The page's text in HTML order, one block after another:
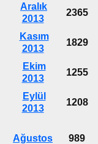
Aralık
2013
2365
Kasım
2013
1829
Ekim
2013
1255
Eylül
2013
1208
Ağustos
989